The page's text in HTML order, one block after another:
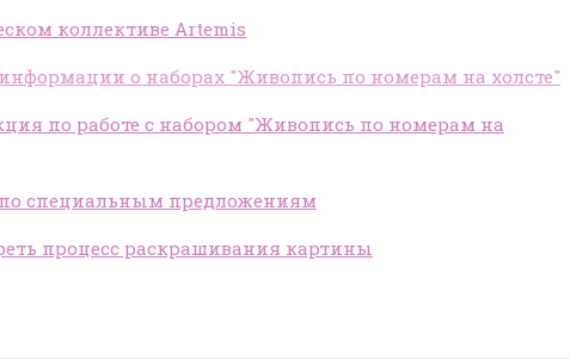
коллективе Artemis
о наборах "Живопись по номерам на холсте"
по работе с набором "Живопись по номерам на
специальным предложениям
процесс раскрашивания картины